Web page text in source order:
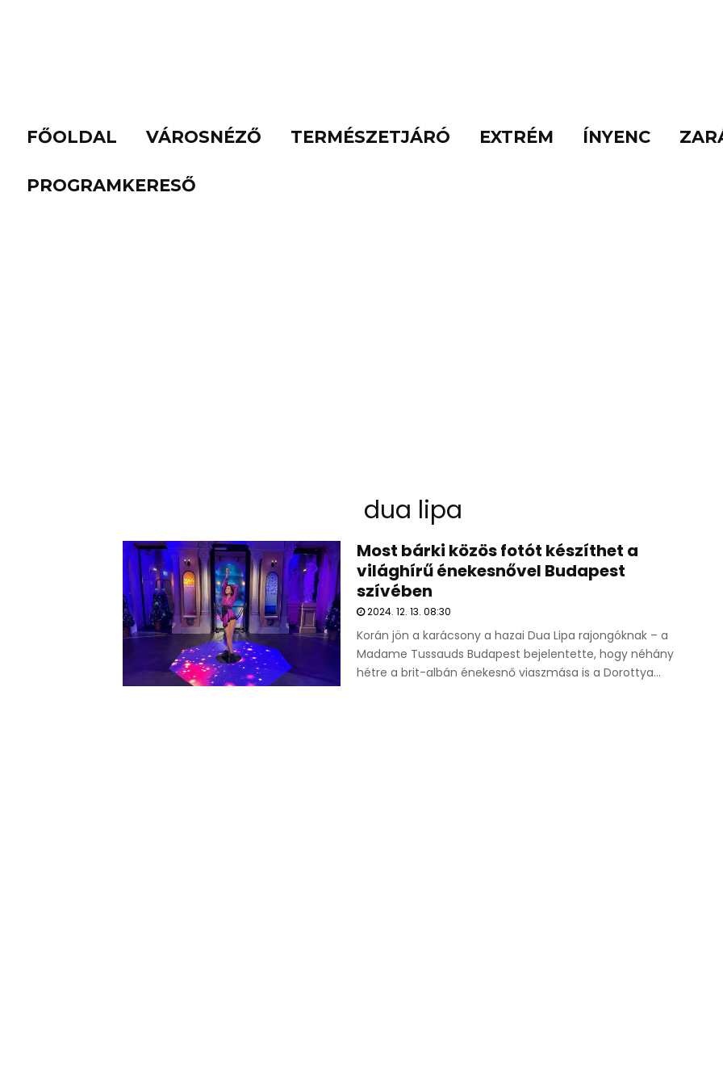
FŐOLDAL VÁROSNÉZŐ TERMÉSZETJÁRÓ EXTRÉM ÍNYENC
PROGRAMKERESŐ
dua lipa
Most bárki közös fotót készíthet a
világhírű énekesnővel Budapest
szívében
2024. 12. 13. 08:30
Korán jön a karácsony a hazai Dua Lipa rajongóknak – a
Madame Tussauds Budapest bejelentette, hogy néhány
hétre a brit-albán énekesnő viaszmása is a Dorottya...